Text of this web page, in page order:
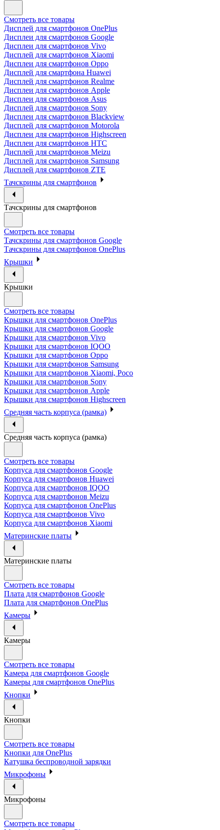
Смотреть все товары
Дисплей для смартфонов OnePlus
Дисплеи для смартфонов Google
Дисплеи для смартфонов Vivo
Дисплей для смартфонов Xiaomi
Дисплеи для смартфонов Oppo
Дисплей для смартфона Huawei
Дисплей для смартфонов Realme
Дисплеи для смартфонов Apple
Дисплеи для смартфонов Asus
Дисплей для смартфонов Sony
Дисплеи для смартфонов Blackview
Дисплей для смартфонов Motorola
Дисплеи для смартфонов Highscreen
Дисплеи для смартфонов HTC
Дисплей для смартфонов Meizu
Дисплей для смартфонов Samsung
Дисплей для смартфонов ZTE
Тачскрины для смартфонов
Тачскрины для смартфонов
Смотреть все товары
Тачскрины для смартфонов Google
Тачскрины для смартфонов OnePlus
Крышки
Крышки
Смотреть все товары
Крышки для смартфонов OnePlus
Крышки для смартфонов Google
Крышки для смартфонов Vivo
Крышки для смартфонов IQOO
Крышки для смартфонов Oppo
Крышки для смартфонов Samsung
Крышки для смартфонов Xiaomi, Poco
Крышки для смартфонов Sony
Крышки для смартфонов Apple
Крышки для смартфонов Highscreen
Средняя часть корпуса (рамка)
Средняя часть корпуса (рамка)
Смотреть все товары
Корпуса для смартфонов Google
Корпуса для смартфонов Huawei
Корпуса для смартфонов IQOO
Корпуса для смартфонов Meizu
Корпуса для смартфонов OnePlus
Корпуса для смартфонов Vivo
Корпуса для смартфонов Xiaomi
Материнские платы
Материнские платы
Смотреть все товары
Плата для смартфонов Google
Плата для смартфонов OnePlus
Камеры
Камеры
Смотреть все товары
Камера для смартфонов Google
Камеры для смартфонов OnePlus
Кнопки
Кнопки
Смотреть все товары
Кнопки для OnePlus
Катушка беспроводной зарядки
Микрофоны
Микрофоны
Смотреть все товары